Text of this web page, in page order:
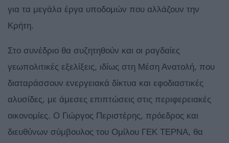
για τα μεγάλα έργα υποδομών που αλλάζουν την
Κρήτη.
Στο συνέδριο θα συζητηθούν και οι ραγδαίες
γεωπολιτικές εξελίξεις, ιδίως στη Μέση Ανατολή, που
διαταράσσουν ενεργειακά δίκτυα και εφοδιαστικές
αλυσίδες, με άμεσες επιπτώσεις στις περιφερειακές
οικονομίες. Ο Γιώργος Περιστέρης, πρόεδρος και
διευθύνων σύμβουλος του Ομίλου ΓΕΚ ΤΕΡΝΑ, θα